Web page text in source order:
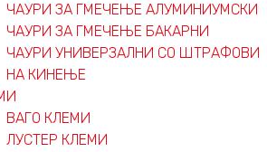
ЧАУРИ ЗА ГМЕЧЕЊЕ АЛУМИНИУМСКИ
ЧАУРИ ЗА ГМЕЧЕЊЕ БАКАРНИ
ЧАУРИ УНИВЕРЗАЛНИ СО ШТРАФОВИ
НА КИНЕЊЕ
ВАГО КЛЕМИ
ЛУСТЕР КЛЕМИ